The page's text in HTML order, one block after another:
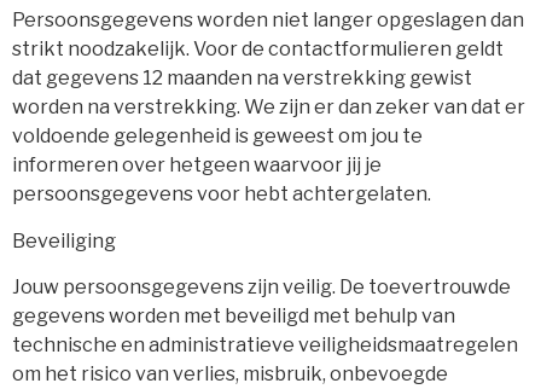
Persoonsgegevens worden niet langer opgeslagen dan
strikt noodzakelijk. Voor de contactformulieren geldt
dat gegevens 12 maanden na verstrekking gewist
worden na verstrekking. We zijn er dan zeker van dat er
voldoende gelegenheid is geweest om jou te
informeren over hetgeen waarvoor jij je
persoonsgegevens voor hebt achtergelaten.
Beveiliging
Jouw persoonsgegevens zijn veilig. De toevertrouwde
gegevens worden met beveiligd met behulp van
technische en administratieve veiligheidsmaatregelen
om het risico van verlies, misbruik, onbevoegde